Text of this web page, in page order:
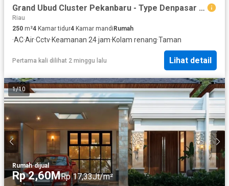
Grand Ubud Cluster Pekanbaru - Type Denpasar thp 2 (9x25) - Rumah Pekanbaru Dijual
Riau
250 m²4 Kamar tidur4 Kamar mandiRumah
·AC·Air·Cctv·Keamanan 24 jam·Kolam renang·Taman
Pertama kali dilihat 2 minggu lalu Lihat detail
1/10
Rumah·dijual
Rp 2,60MRp 17,33Jt/m²